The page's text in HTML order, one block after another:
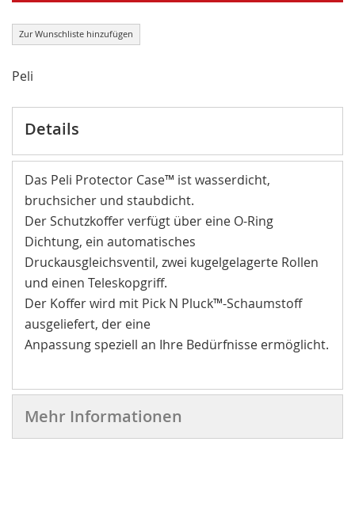
Zur Wunschliste hinzufügen
Peli
Details
Das Peli Protector Case™ ist wasserdicht,
bruchsicher und staubdicht.
Der Schutzkoffer verfügt über eine O-Ring
Dichtung, ein automatisches
Druckausgleichsventil, zwei kugelgelagerte Rollen
und einen Teleskopgriff.
Der Koffer wird mit Pick N Pluck™-Schaumstoff
ausgeliefert, der eine
Anpassung speziell an Ihre Bedürfnisse ermöglicht.
Mehr Informationen